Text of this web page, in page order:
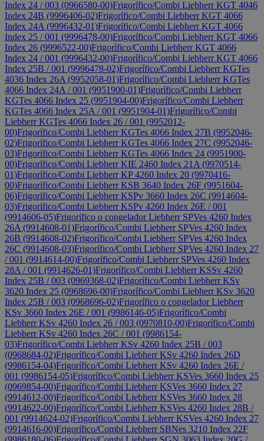
Index 24 / 003 (0966580-00)Frigorífico/Combi Liebherr KGT 4046
Index 24B (9996406-02)Frigorífico/Combi Liebherr KGT 4066
Index 24A (9996432-01)Frigorífico/Combi Liebherr KGT 4066
Index 25 / 001 (9996478-00)Frigorífico/Combi Liebherr KGT 4066
Index 26 (9996522-00)Frigorífico/Combi Liebherr KGT 4066
Index 24 / 001 (9996432-00)Frigorífico/Combi Liebherr KGT 4066
Index 25B / 001 (9996478-02)Frigorífico/Combi Liebherr KGTes
4036 Index 26A (9952058-01)Frigorífico/Combi Liebherr KGTes
4066 Index 24A / 001 (9951900-01)Frigorífico/Combi Liebherr
KGTes 4066 Index 25 (9951904-00)Frigorífico/Combi Liebherr
KGTes 4066 Index 25A / 001 (9951904-01)Frigorífico/Combi
Liebherr KGTes 4066 Index 26 / 001 (9952012-
00)Frigorífico/Combi Liebherr KGTes 4066 Index 27B (9952046-
02)Frigorífico/Combi Liebherr KGTes 4066 Index 27C (9952046-
03)Frigorífico/Combi Liebherr KGTes 4066 Index 24 (9951900-
00)Frigorífico/Combi Liebherr KIE 2460 Index 21A (9970514-
01)Frigorífico/Combi Liebherr KP 4260 Index 20 (9970416-
00)Frigorífico/Combi Liebherr KSB 3640 Index 26F (9951604-
06)Frigorífico/Combi Liebherr KSPv 3660 Index 26C (9914604-
03)Frigorífico/Combi Liebherr KSPv 4260 Index 26E / 001
(9914606-05)Frigorífico o congelador Liebherr SPVes 4260 Index
26A (9914608-01)Frigorífico/Combi Liebherr SPVes 4260 Index
26B (9914608-02)Frigorífico/Combi Liebherr SPVes 4260 Index
26C (9914608-03)Frigorífico/Combi Liebherr SPVes 4260 Index 27
/ 001 (9914614-00)Frigorífico/Combi Liebherr SPVes 4260 Index
28A / 001 (9914626-01)Frigorífico/Combi Liebherr KSSv 4260
Index 25B / 003 (0969368-02)Frigorífico/Combi Liebherr KSv
3620 Index 25 (0968696-00)Frigorífico/Combi Liebherr KSv 3620
Index 25B / 003 (0968696-02)Frigorífico o congelador Liebherr
KSv 3660 Index 26E / 001 (9986146-05)Frigorífico/Combi
Liebherr KSv 4260 Index 26 / 003 (0970810-00)Frigorífico/Combi
Liebherr KSv 4260 Index 26C / 001 (9986154-
03)Frigorífico/Combi Liebherr KSv 4260 Index 25B / 003
(0968684-02)Frigorífico/Combi Liebherr KSv 4260 Index 26D
(9986154-04)Frigorífico/Combi Liebherr KSv 4260 Index 26E /
001 (9986154-05)Frigorífico/Combi Liebherr KSVes 3660 Index 25
(0969854-00)Frigorífico/Combi Liebherr KSVes 3660 Index 27
(9914612-00)Frigorífico/Combi Liebherr KSVes 3660 Index 28
(9914622-00)Frigorífico/Combi Liebherr KSVes 4260 Index 28B /
001 (9914624-02)Frigorífico/Combi Liebherr KSVes 4260 Index 27
(9914616-00)Frigorífico/Combi Liebherr SBNes 3210 Index 22F